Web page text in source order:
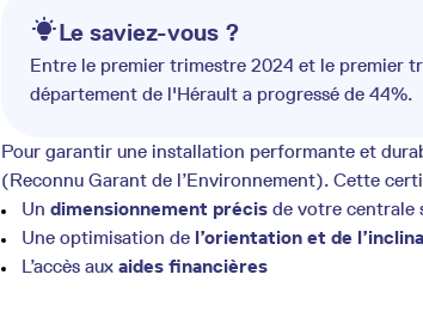
Le saviez-vous ?
Entre le premier trimestre 2024 et le premier
département de l'Hérault a progressé de 44%.
Pour garantir une installation performante et
(Reconnu Garant de l’Environnement). Cette
Un dimensionnement précis de votre centrale
Une optimisation de l’orientation et de
L’accès aux aides financières